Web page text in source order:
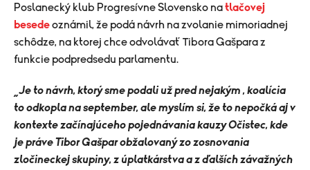
Poslanecký klub Progresívne Slovensko natlačovej
besedeoznámil, že podá návrh na zvolanie mimoriadnej
schôdze, na ktorej chce odvolávať Tibora Gašpara z
funkcie podpredsedu parlamentu.
„Je to návrh, ktorý sme podali už pred nejakým , koalícia
to odkopla na september, ale myslím si, že to nepočká aj v
kontexte začínajúceho pojednávania kauzy Očistec, kde
je práve Tibor Gašpar obžalovaný zo zosnovania
zločineckej skupiny, z úplatkárstva a z ďalších závažných